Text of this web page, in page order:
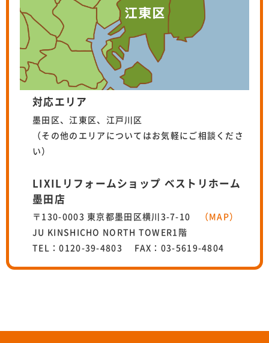
対応エリア
墨田区、江東区、江戸川区
（その他のエリアについてはお気軽にご相談くださ
い）
LIXILリフォームショップ ベストリホーム
墨田店
〒130-0003 東京都墨田区横川3-7-10
（MAP）
JU KINSHICHO NORTH TOWER1階
TEL：0120-39-4803 FAX：03-5619-4804